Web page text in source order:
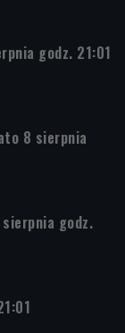
godz. 21:01
8 sierpnia
godz.